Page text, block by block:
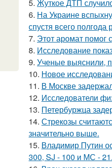
5. Жуткое ДТП
6. На Украине
спустя всего полгода
7. Этот аромат помог
8. Исследование
9. Ученые выяснили,
10. Новое
11. В Москве
12. Исследователи
13. Петербуржца
14. Стрекозы
значительно выше.
15. Владимир Путин
300, SJ - 100 и МС - 21.